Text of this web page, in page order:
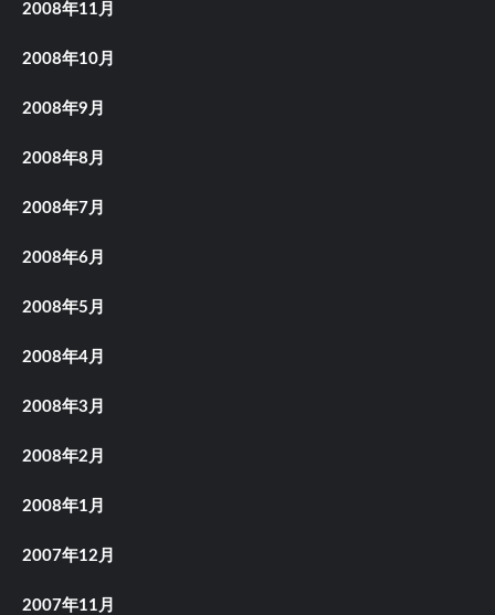
2008年11月
2008年10月
2008年9月
2008年8月
2008年7月
2008年6月
2008年5月
2008年4月
2008年3月
2008年2月
2008年1月
2007年12月
2007年11月